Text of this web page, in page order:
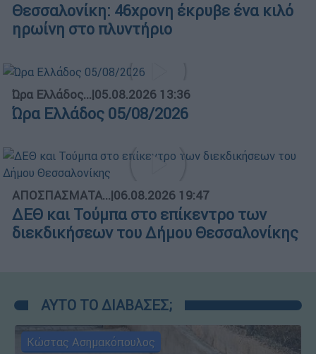
Θεσσαλονίκη: 46χρονη έκρυβε ένα κιλό
ηρωίνη στο πλυντήριο
Ώρα Ελλάδος...|05.08.2026 13:36
Ώρα Ελλάδος 05/08/2026
ΑΠΟΣΠΑΣΜΑΤΑ...|06.08.2026 19:47
ΔΕΘ και Τούμπα στο επίκεντρο των
διεκδικήσεων του Δήμου Θεσσαλονίκης
ΑΥΤΟ ΤΟ ΔΙΑΒΑΣΕΣ;
Κώστας Ασημακόπουλος